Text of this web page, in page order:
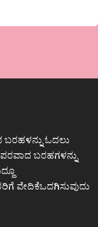
ಬರಹಳನ್ನು ಓದಲು
ಬರಹಗಳನ್ನು
ವೇದಿಕೆಒದಗಿಸುವುದು